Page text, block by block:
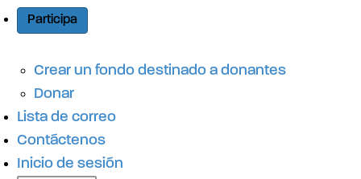
d
o
Participa
Crear un fondo destinado a donantes
Donar
Lista de correo
Contáctenos
Inicio de sesión